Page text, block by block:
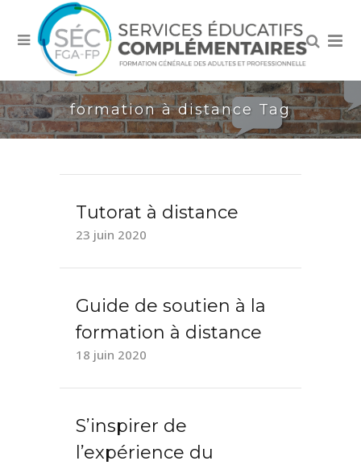
formation à distance Tag
Tutorat à distance
23 juin 2020
Guide de soutien à la
formation à distance
18 juin 2020
S’inspirer de
l’expérience du